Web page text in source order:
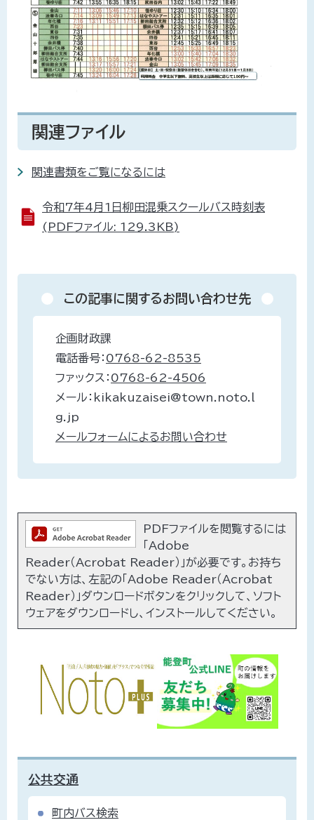
関連ファイル
関連書類をご覧になるには
令和7年4月1日柳田混乗スクールバス時刻表
(PDFファイル: 129.3KB)
この記事に関するお問い合わせ先
企画財政課
電話番号： 0768-62-8535
ファックス： 0768-62-4506
メール：kikakuzaisei@town.noto.l
g.jp
メールフォームによるお問い合わせ
PDFファイルを閲覧するには
「Adobe
Reader（Acrobat Reader）」が必要です。お持ち
でない方は、左記の「Adobe Reader（Acrobat
Reader）」ダウンロードボタンをクリックして、ソフト
ウェアをダウンロードし、インストールしてください。
公共交通
町内バス検索